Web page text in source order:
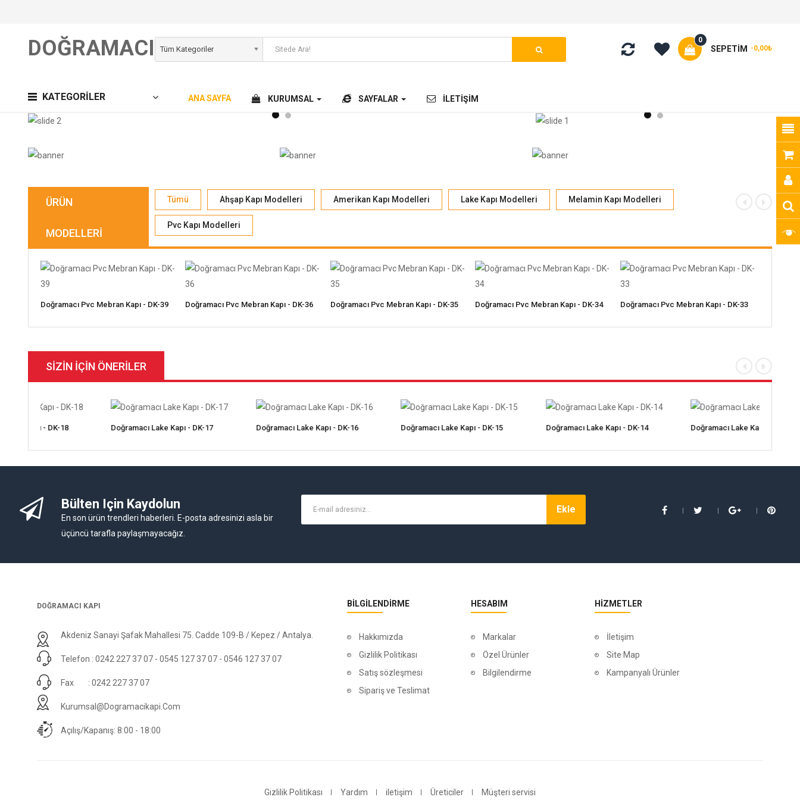
DOĞRAMACI Tüm Kategoriler SEPETIM
0
-0,00₺
KATEGORILER ANA SAYFA KURUMSAL SAYFALAR ILETIŞIM
ÜRÜN
MODELLERI
Tümü Ahşap Kapı Modelleri Amerikan Kapı Modelleri Lake Kapı Modelleri Melamin Kapı Modelleri
Pvc Kapı Modelleri
Doğramacı Pvc Mebran Kapı - DK-39
Doğramacı Pvc Mebran Kapı - DK-36 Doğramacı Pvc Mebran Kapı - DK-35 Doğramacı Pvc Mebran Kapı - DK-34 Doğramacı Pvc Mebran Kapı - DK-33
SIZIN IÇIN ÖNERILER
« »
Doğramacı Lake Kapı - DK-17 Doğramacı Lake Kapı - DK-16 Doğramacı Lake Kapı - DK-15 Doğramacı Lake Kapı - DK-14 Doğramacı Lake Kapı - DK-18
Bülten Için Kaydolun
En son ürün trendleri haberleri. E-posta adresinizi asla bir
üçüncü tarafla paylaşmayacağız.
Ekle
DOĞRAMACI KAPI
Akdeniz Sanayi Şafak Mahallesi 75. Cadde 109-B / Kepez / Antalya.
Telefon : 0242 227 37 07 - 0545 127 37 07 - 0546 127 37 07
Fax : 0242 227 37 07
Kurumsal@dogramacikapi.com
Açılış/Kapanış: 8:00 - 18:00
BILGILENDIRME
Hakkımızda
Gizlilik Politikası
Satış sözleşmesi
Sipariş ve Teslimat
HESABIM
Markalar
Özel Ürünler
Bilgilendirme
HIZMETLER
İletişim
Site Map
Kampanyalı Ürünler
Gizlilik Politikası Yardım iletişim Üreticiler Müşteri servisi